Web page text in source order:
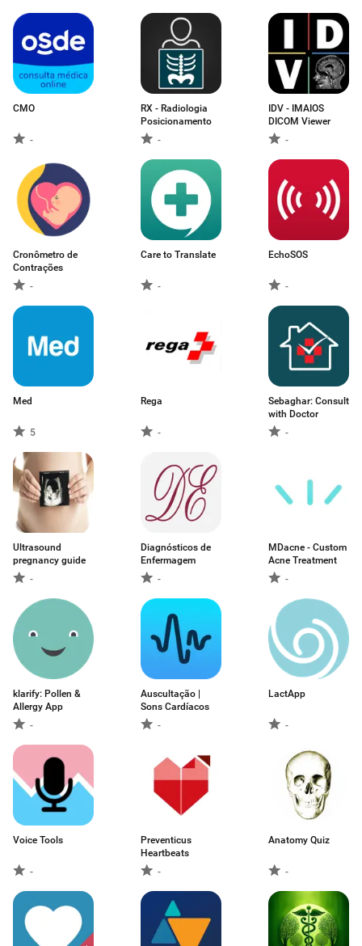
CMO
-
RX - Radiologia
Posicionamento
-
IDV - IMAIOS
DICOM Viewer
-
Cronômetro de
Contrações
-
Care to Translate
-
EchoSOS
-
Med
5
Rega
-
Sebaghar: Consult
with Doctor
-
Ultrasound
pregnancy guide
-
Diagnósticos de
Enfermagem
-
MDacne - Custom
Acne Treatment
-
klarify: Pollen &
Allergy App
-
Auscultação |
Sons Cardíacos
-
LactApp
-
Voice Tools
-
Preventicus
Heartbeats
-
Anatomy Quiz
-